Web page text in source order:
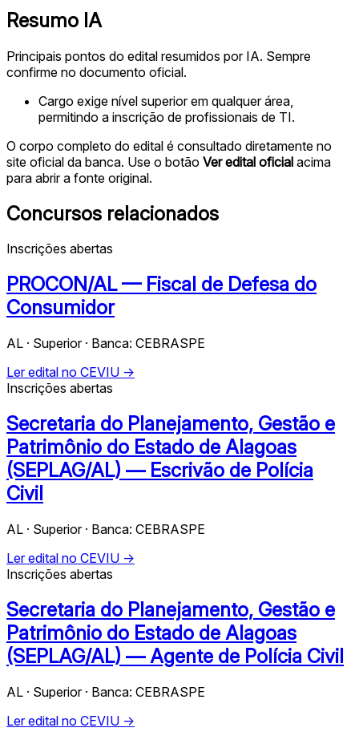
Resumo IA
Principais pontos do edital resumidos por IA. Sempre
confirme no documento oficial.
Cargo exige nível superior em qualquer área,
permitindo a inscrição de profissionais de TI.
O corpo completo do edital é consultado diretamente no
site oficial da banca. Use o botão Ver edital oficial acima
para abrir a fonte original.
Concursos relacionados
Inscrições abertas
PROCON/AL — Fiscal de Defesa do
Consumidor
AL · Superior · Banca: CEBRASPE
Ler edital no CEVIU →
Inscrições abertas
Secretaria do Planejamento, Gestão e
Patrimônio do Estado de Alagoas
(SEPLAG/AL) — Escrivão de Polícia
Civil
AL · Superior · Banca: CEBRASPE
Ler edital no CEVIU →
Inscrições abertas
Secretaria do Planejamento, Gestão e
Patrimônio do Estado de Alagoas
(SEPLAG/AL) — Agente de Polícia Civil
AL · Superior · Banca: CEBRASPE
Ler edital no CEVIU →